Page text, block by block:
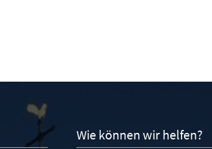
Wie können wir helfen?